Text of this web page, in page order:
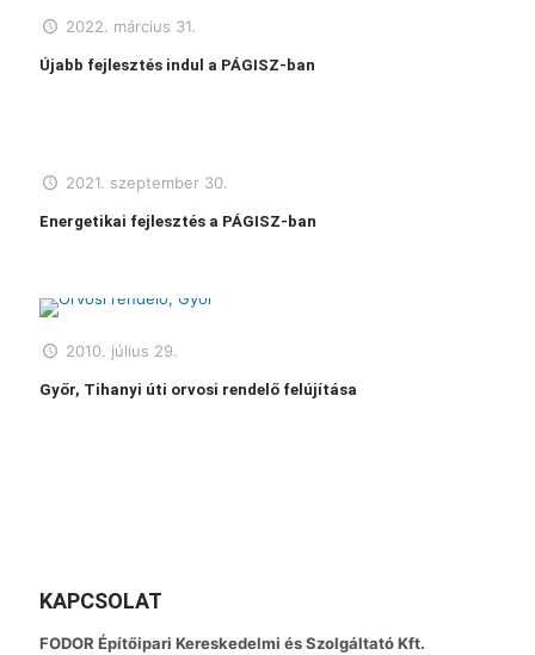
2022. március 31.
Újabb fejlesztés indul a PÁGISZ-ban
2021. szeptember 30.
Energetikai fejlesztés a PÁGISZ-ban
2010. július 29.
Győr, Tihanyi úti orvosi rendelő felújítása
KAPCSOLAT
FODOR Építőipari Kereskedelmi és Szolgáltató Kft.